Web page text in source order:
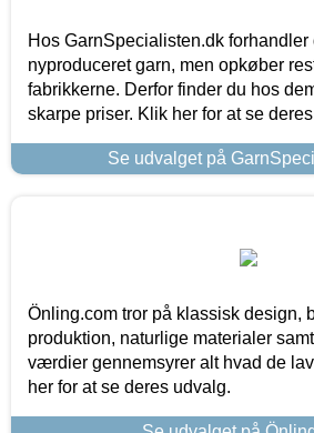
Hos GarnSpecialisten.dk forhandler
nyproduceret garn, men opkøber
fabrikkerne. Derfor finder du hos
skarpe priser. Klik her for at se
Se udvalget på
Önling.com tror på klassisk design,
produktion, naturlige materialer
værdier gennemsyrer alt hvad de
her for at se deres udvalg.